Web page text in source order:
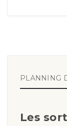
PLANNING
Les